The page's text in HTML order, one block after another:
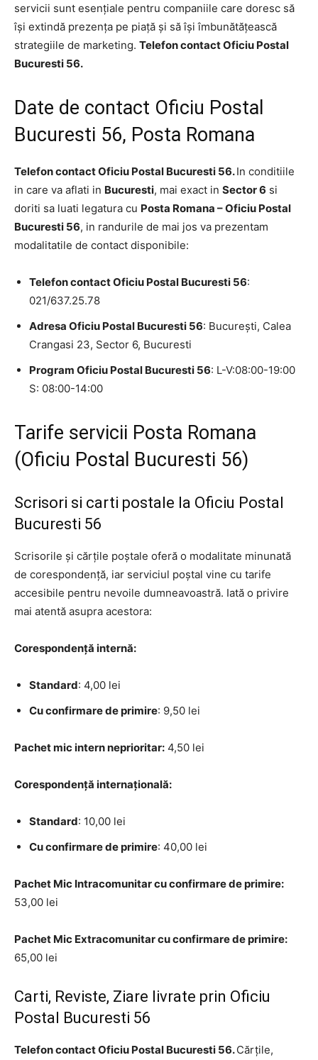
servicii sunt esențiale pentru companiile care doresc să
își extindă prezența pe piață și să își îmbunătățească
strategiile de marketing. Telefon contact Oficiu Postal
Bucuresti 56.
Date de contact Oficiu Postal
Bucuresti 56, Posta Romana
Telefon contact Oficiu Postal Bucuresti 56.In conditiile
in care va aflati in Bucuresti, mai exact in Sector 6 si
doriti sa luati legatura cu Posta Romana – Oficiu Postal
Bucuresti 56, in randurile de mai jos va prezentam
modalitatile de contact disponibile:
Telefon contact Oficiu Postal Bucuresti 56:
021/637.25.78
Adresa Oficiu Postal Bucuresti 56: Bucureşti, Calea
Crangasi 23, Sector 6, Bucuresti
Program Oficiu Postal Bucuresti 56: L-V:08:00-19:00
S: 08:00-14:00
Tarife servicii Posta Romana
(Oficiu Postal Bucuresti 56)
Scrisori si carti postale la Oficiu Postal
Bucuresti 56
Scrisorile și cărțile poștale oferă o modalitate minunată
de corespondență, iar serviciul poștal vine cu tarife
accesibile pentru nevoile dumneavoastră. Iată o privire
mai atentă asupra acestora:
Corespondență internă:
Standard: 4,00 lei
Cu confirmare de primire: 9,50 lei
Pachet mic intern neprioritar: 4,50 lei
Corespondență internațională:
Standard: 10,00 lei
Cu confirmare de primire: 40,00 lei
Pachet Mic Intracomunitar cu confirmare de primire:
53,00 lei
Pachet Mic Extracomunitar cu confirmare de primire:
65,00 lei
Carti, Reviste, Ziare livrate prin Oficiu
Postal Bucuresti 56
Telefon contact Oficiu Postal Bucuresti 56.Cărțile,